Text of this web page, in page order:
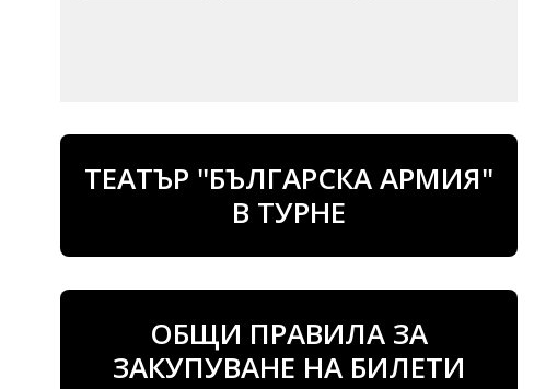
ТЕАТЪР "БЪЛГАРСКА АРМИЯ"
В ТУРНЕ
ОБЩИ ПРАВИЛА ЗА
ЗАКУПУВАНЕ НА БИЛЕТИ